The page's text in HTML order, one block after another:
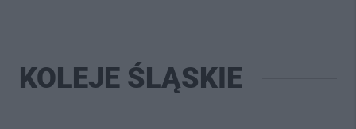
KOLEJE ŚLĄSKIE